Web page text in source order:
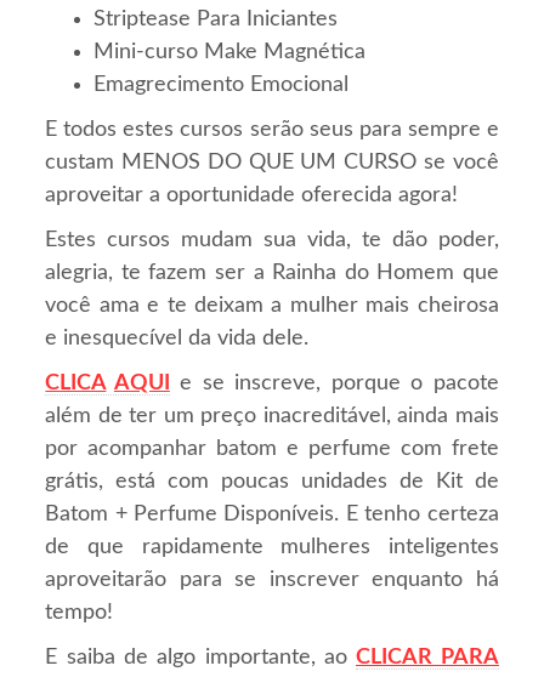
Striptease Para Iniciantes
Mini-curso Make Magnética
Emagrecimento Emocional
E todos estes cursos serão seus para sempre e
custam MENOS DO QUE UM CURSO se você
aproveitar a oportunidade oferecida agora!
Estes cursos mudam sua vida, te dão poder,
alegria, te fazem ser a Rainha do Homem que
você ama e te deixam a mulher mais cheirosa
e inesquecível da vida dele.
CLICA AQUI
e se inscreve, porque o pacote
além de ter um preço inacreditável, ainda mais
por acompanhar batom e perfume com frete
grátis, está com poucas unidades de Kit de
Batom + Perfume Disponíveis. E tenho certeza
de que rapidamente mulheres inteligentes
aproveitarão para se inscrever enquanto há
tempo!
E saiba de algo importante, aoCLICAR PARA